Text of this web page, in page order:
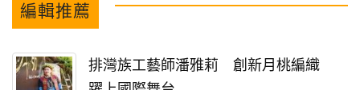
編輯推薦
排灣族工藝師潘雅莉 創新月桃編織